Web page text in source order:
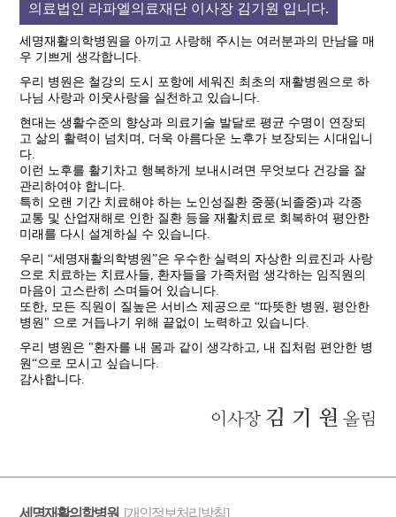
의료법인 라파엘의료재단 이사장 김기원 입니다.
세명재활의학병원을 아끼고 사랑해 주시는 여러분과의 만남을 매
우 기쁘게 생각합니다.
우리 병원은 철강의 도시 포항에 세워진 최초의 재활병원으로 하
나님 사랑과 이웃사랑을 실천하고 있습니다.
현대는 생활수준의 향상과 의료기술 발달로 평균 수명이 연장되
고 삶의 활력이 넘치며, 더욱 아름다운 노후가 보장되는 시대입니
다.
이런 노후를 활기차고 행복하게 보내시려면 무엇보다 건강을 잘
관리하여야 합니다.
특히 오랜 기간 치료해야 하는 노인성질환 중풍(뇌졸중)과 각종
교통 및 산업재해로 인한 질환 등을 재활치료로 회복하여 평안한
미래를 다시 설계하실 수 있습니다.
우리 “세명재활의학병원”은 우수한 실력의 자상한 의료진과 사랑
으로 치료하는 치료사들, 환자들을 가족처럼 생각하는 임직원의
마음이 고스란히 스며들어 있습니다.
또한, 모든 직원이 질높은 서비스 제공으로 “따뜻한 병원, 평안한
병원" 으로 거듭나기 위해 끝없이 노력하고 있습니다.
우리 병원은 "환자를 내 몸과 같이 생각하고, 내 집처럼 편안한 병
원“으로 모시고 싶습니다.
감사합니다.
이사장 김 기 원 올림
세명재활의학병원 [개인정보처리방침]